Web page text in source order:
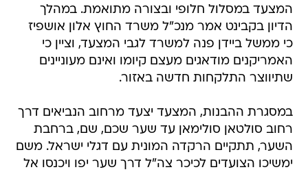
המצעד במסלול חלופי ובצורה מתואמת. במהלך
הדיון בקבינט אמר מנכ"ל משרד החוץ אלון אושפיז
כי ממשל ביידן פנה למשרד לגבי המצעד, וציין כי
האמריקנים מודאגים מעצם קיומו ואינם מעוניינים
שתיווצר התלקחות חדשה באזור.
במסגרת ההבנות, המצעד יצעד מרחוב הנביאים דרך
רחוב סולטאן סולימאן עד שער שכם, שם, ברחבת
השער, תתקיים הרקדה המונית עם דגלי ישראל. משם
ימשיכו הצועדים לכיכר צה"ל דרך שער יפו ויכנסו אל